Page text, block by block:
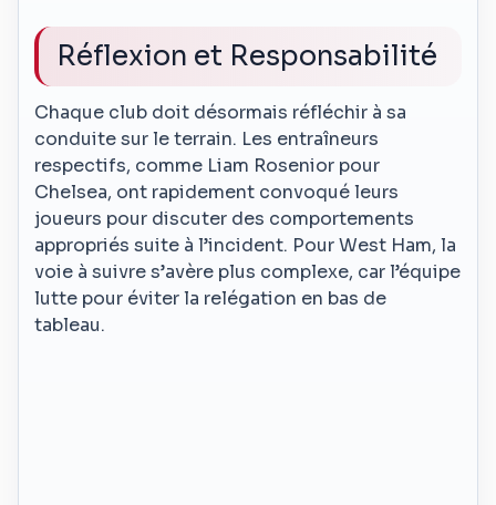
Réflexion et Responsabilité
Chaque club doit désormais réfléchir à sa
conduite sur le terrain. Les entraîneurs
respectifs, comme Liam Rosenior pour
Chelsea, ont rapidement convoqué leurs
joueurs pour discuter des comportements
appropriés suite à l’incident. Pour West Ham, la
voie à suivre s’avère plus complexe, car l’équipe
lutte pour éviter la relégation en bas de
tableau.